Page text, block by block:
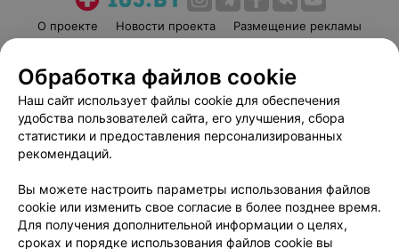
О проекте Новости проекта
Размещение рекламы
Пользовательское соглашение
Способы оплаты
Вакансии
Партнеры
Написать руководителю 103.by
Обработка персональных данных
Обработка файлов cookie
Наш сайт использует файлы cookie для обеспечения
удобства пользователей сайта, его улучшения, сбора
статистики и предоставления персонализированных
рекомендаций.
Вы можете настроить параметры использования файлов
cookie или изменить свое согласие в более позднее время.
Для получения дополнительной информации о целях,
сроках и порядке использования файлов cookie вы